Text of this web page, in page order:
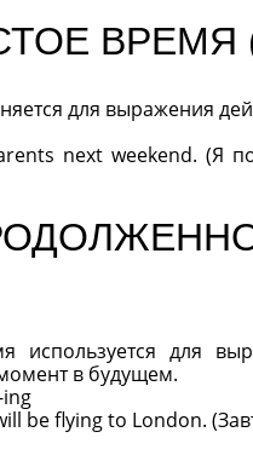
ВРЕМЯ
для выражения
next weekend. (Я
используется для
в будущем.
ing
be flying to London.